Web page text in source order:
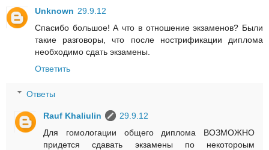
Unknown 29.9.12
Спасибо большое! А что в отношение экзаменов? Были
такие разговоры, что после нострификации диплома
необходимо сдать экзамены.
Ответить
Ответы
Rauf Khaliulin
29.9.12
Для гомологации общего диплома ВОЗМОЖНО
придется сдавать экзамены по некотороым